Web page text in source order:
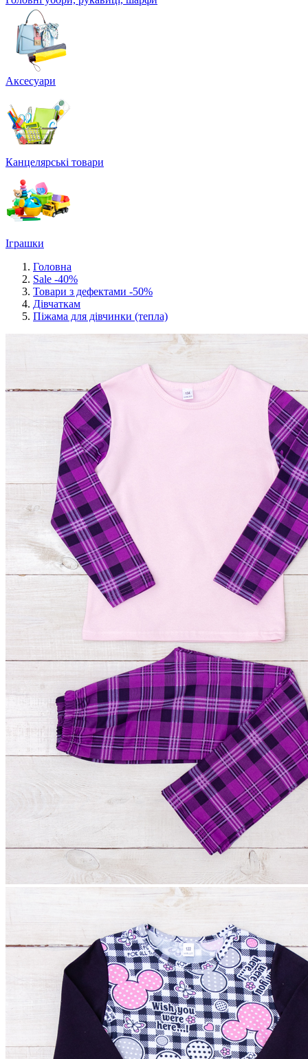
Аксесуари
Канцелярські товари
Іграшки
Головна
Sale -40%
Товари з дефектами -50%
Дівчаткам
Піжама для дівчинки (тепла)